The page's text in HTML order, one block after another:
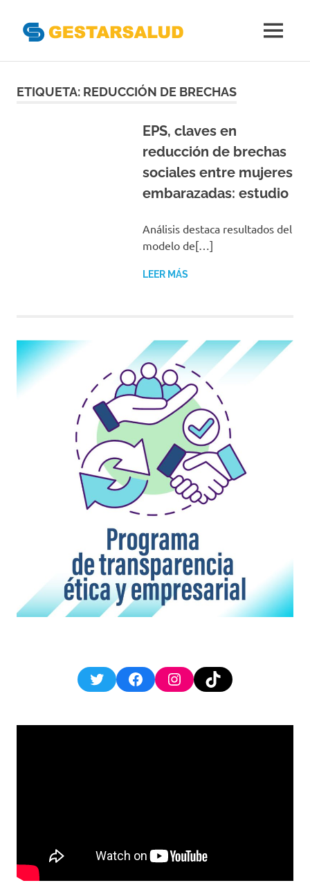
Gestoras
MENÚ
ETIQUETA: REDUCCIÓN DE BRECHAS
EPS, claves en
reducción de brechas
sociales entre mujeres
embarazadas: estudio
Análisis destaca resultados del
modelo de[…]
LEER MÁS
TwitterFacebookInstagram
TikTok